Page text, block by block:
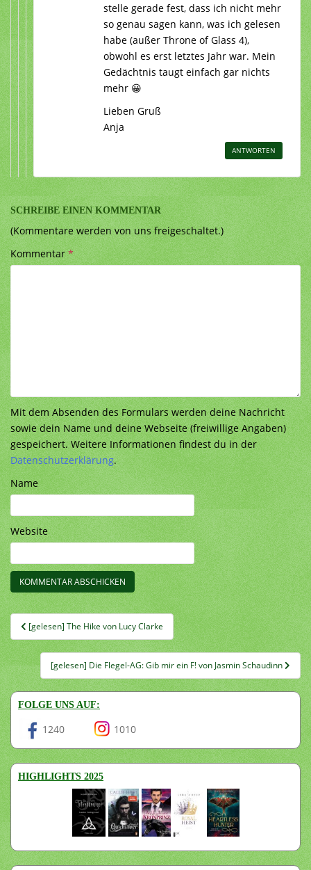
stelle gerade fest, dass ich nicht mehr
so genau sagen kann, was ich gelesen
habe (außer Throne of Glass 4),
obwohl es erst letztes Jahr war. Mein
Gedächtnis taugt einfach gar nichts
mehr 😀
Lieben Gruß
Anja
ANTWORTEN
SCHREIBE EINEN KOMMENTAR
(Kommentare werden von uns freigeschaltet.)
Kommentar*
Mit dem Absenden des Formulars werden deine Nachricht
sowie dein Name und deine Webseite (freiwillige Angaben)
gespeichert. Weitere Informationen findest du in der
Datenschutzerklärung.
Name
Website
Beitragsnavigation
[gelesen] The Hike von Lucy Clarke
[gelesen] Die Flegel-AG: Gib mir ein F! von Jasmin Schaudinn
FOLGE UNS AUF:
1240 1010
HIGHLIGHTS 2025